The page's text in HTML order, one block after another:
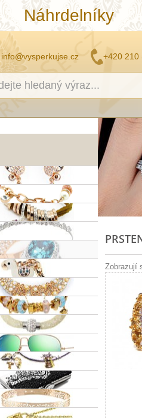
Náhrdelníky
info@vysperkujse.cz +420 210
Zobrazují